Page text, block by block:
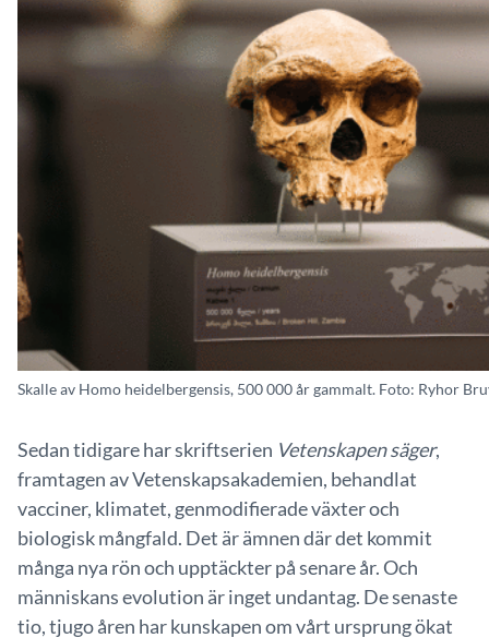
Skalle av Homo heidelbergensis, 500 000 år gammalt. Foto: Ryhor
Sedan tidigare har skriftserien Vetenskapen säger,
framtagen av Vetenskapsakademien, behandlat
vacciner, klimatet, genmodifierade växter och
biologisk mångfald. Det är ämnen där det kommit
många nya rön och upptäckter på senare år. Och
människans evolution är inget undantag. De senaste
tio, tjugo åren har kunskapen om vårt ursprung ökat